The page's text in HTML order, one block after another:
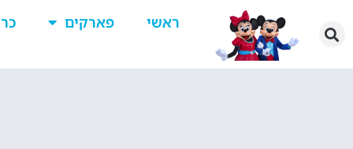
ראשי פארקים